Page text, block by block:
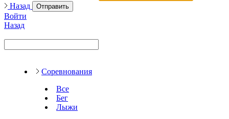
Назад
Отправить
Войти
Назад
Соревнования
Все
Бег
Лыжи